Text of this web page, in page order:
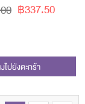
฿337.50
ไปยังตะกร้า